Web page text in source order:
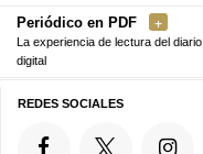
Periódico en PDF
La experiencia de lectura del
digital
REDES SOCIALES